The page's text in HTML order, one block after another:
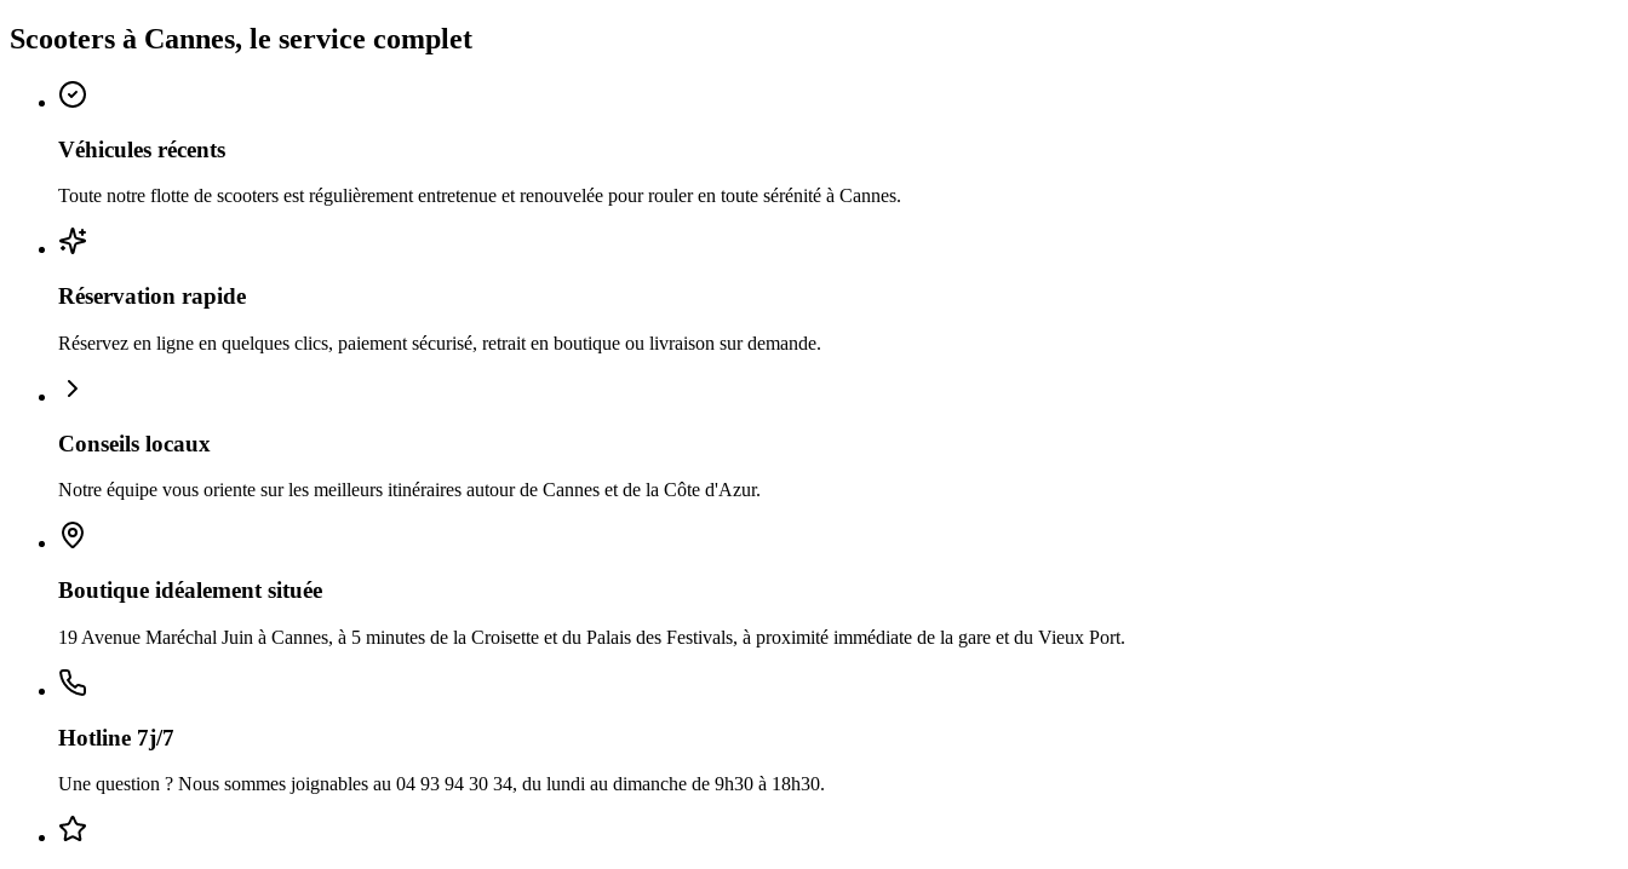
Scooters à Cannes, le service complet
Véhicules récents
Toute notre flotte de scooters est régulièrement entretenue et renouvelée pour rouler en toute sérénité à Cannes.
Réservation rapide
Réservez en ligne en quelques clics, paiement sécurisé, retrait en boutique ou livraison sur demande.
Conseils locaux
Notre équipe vous oriente sur les meilleurs itinéraires autour de Cannes et de la Côte d'Azur.
Boutique idéalement située
19 Avenue Maréchal Juin à Cannes, à 5 minutes de la Croisette et du Palais des Festivals, à proximité immédiate de la gare et du Vieux Port.
Hotline 7j/7
Une question ? Nous sommes joignables au 04 93 94 30 34, du lundi au dimanche de 9h30 à 18h30.